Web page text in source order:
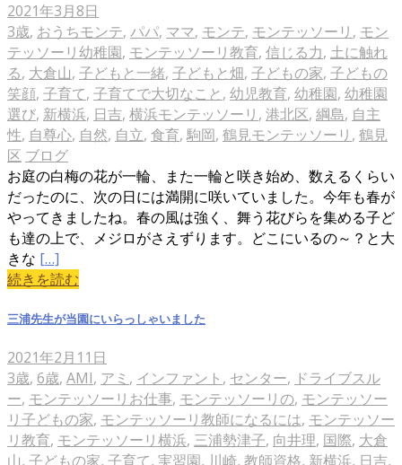
2021年3月8日
3歳, おうちモンテ, パパ, ママ, モンテ, モンテッソーリ , モン
テッソーリ幼稚園, モンテッソーリ教育, 信じる力, 土に触れ
る, 大倉山, 子どもと一緒, 子どもと畑, 子どもの家, 子どもの
笑顔, 子育て, 子育てで大切なこと, 幼児教育, 幼稚園, 幼稚園
選び, 新横浜, 日吉, 横浜モンテッソーリ , 港北区, 綱島, 自主
性, 自尊心, 自然, 自立, 食育, 駒岡, 鶴見モンテッソーリ , 鶴見
区 ブログ
お庭の白梅の花が一輪、また一輪と咲き始め、数えるくらい
だったのに、次の日には満開に咲いていました。今年も春が
やってきましたね。春の風は強く、舞う花びらを集める子ど
も達の上で、メジロがさえずります。どこにいるの～？と大
きな […]
続きを読む
三浦先生が当園にいらっしゃいました
2021年2月11日
3歳, 6歳, AMI, アミ , インファント , センター, ドライブスル
ー, モンテッソーリお仕事, モンテッソーリの, モンテッソー
リ子どもの家, モンテッソーリ教師になるには, モンテッソー
リ教育, モンテッソーリ横浜, 三浦勢津子, 向井理, 国際, 大倉
山, 子どもの家, 子育て, 実習園, 川崎, 教師資格, 新横浜, 日吉,